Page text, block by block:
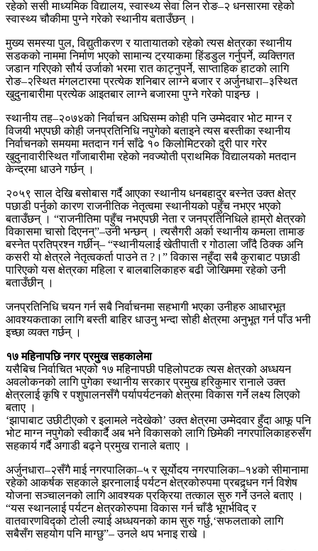
रहेको ससी माध्यमिक विद्यालय, स्वास्थ्य सेवा लिन रोङ–२ धनसारमा रहेको
स्वास्थ्य चौकीमा पुग्ने गरेको स्थानीय बताउँछन् ।
मुख्य समस्या पुल, विद्युतीकरण र यातायातको रहेको त्यस क्षेत्रका स्थानीय
सडकको नाममा निर्माण भएको सामान्य ट्रयाकमा हिंडडुल गर्नुपर्ने, व्यक्तिगत
जडान गरिएको सौर्य उर्जाको भरमा रात काट्नुपर्ने, साप्ताहिक हाटको लागि
रोङ–२स्थित मंगलटारमा प्रत्येक शनिबार लाग्ने बजार र अर्जुनधारा–३स्थित
खुदुनाबारीमा प्रत्येक आइतबार लाग्ने बजारमा पुग्ने गरेको पाइन्छ ।
स्थानीय तह–२०७४को निर्वाचन अघिसम्म कोही पनि उम्मेदवार भोट माग्न र
विजयी भएपछी कोही जनप्रतिनिधि नपुगेको बताइने त्यस बस्तीका स्थानीय
निर्वाचनको समयमा मतदान गर्न साँढे १० किलोमिटरको दुरी पार गरेर
खुदुनावारीस्थित गाँजाबारीमा रहेको नवज्योती प्राथमिक विद्यालयको मतदान
केन्द्रमा धाउने गर्छन् ।
२०५९ साल देखि बसोबास गर्दै आएका स्थानीय धनबहादुर बस्नेत उक्त क्षेत्र
पछाडी पर्नुको कारण राजनीतिक नेतृत्वमा स्थानीयको पहुँच नभएर भएको
बताउँछन् । “राजनीतिमा पहुँच नभएपछी नेता र जनप्रतिनिधिले हाम्रो क्षेत्रको
विकासमा चासो दिएनन्”–उनी भन्छन् । त्यसैगरी अर्का स्थानीय कमला तामाङ
बस्नेत प्रतिप्रश्न गर्छीन्– “स्थानीयलाई खेतीपाती र गोठाला जाँदै ठिक्क अनि
कसरी यो क्षेत्रले नेतृत्वकर्ता पाउने त ?।” विकास नहुँदा सबै कुराबाट पछाडी
पारिएको यस क्षेत्रका महिला र बालबालिकाहरु बढी जोखिममा रहेको उनी
बताउँछीन् ।
जनप्रतिनिधि चयन गर्न सबै निर्वाचनमा सहभागी भएका उनीहरु आधारभूत
आवश्यकताका लागि बस्ती बाहिर धाउनु भन्दा सोही क्षेत्रमा अनुभूत गर्न पाँउ भनी
इच्छा व्यक्त गर्छन् ।
१७ महिनापछि नगर प्रमुख सहकालेमा
यसैबिच निर्वाचित भएको १७ महिनापछी पहिलोपटक त्यस क्षेत्रको अध्धयन
अवलोकनको लागि पुगेका स्थानीय सरकार प्रमुख हरिकुमार रानाले उक्त
क्षेत्रलाई कृषि र पशुपालनसँगै पर्यापर्यटनको क्षेत्रमा विकास गर्ने लक्ष्य लिएको
बताए ।
‘झापाबाट उछीटीएको र इलामले नदेखेको’ उक्त क्षेत्रमा उम्मेदवार हुँदा आफू पनि
भोट माग्न नपुगेको स्वीकार्दै अब भने विकासको लागि छिमेकी नगरपालिकाहरुसँग
सहकार्य गर्दै अगाडी बढ्ने प्रमुख रानाले बताए ।
अर्जुनधारा–२सँगै माई नगरपालिका–५ र सूर्योदय नगरपालिका–१४को सीमानामा
रहेको आकर्षक सहकाले झरनालाई पर्यटन क्षेत्रकोरुपमा प्रबद्र्धन गर्न विशेष
योजना सञ्चालनको लागि आवश्यक प्रक्रिया तत्काल सुरु गर्ने उनले बताए ।
“यस स्थानलाई पर्यटन क्षेत्रकोरुपमा विकास गर्न चाँडै भूगर्भविद् र
वातवारणविद्को टोली ल्याई अध्धयनको काम सुरु गर्छु,‘सफलताको लागि
सबैसँग सहयोग पनि माग्छु”– उनले थप भनाइ राखे ।